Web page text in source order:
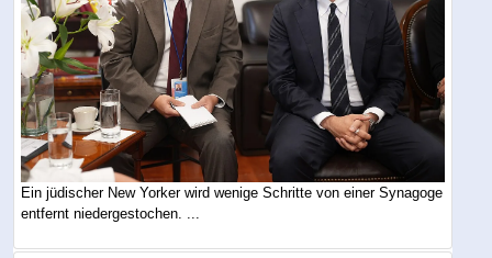
Ein jüdischer New Yorker wird wenige Schritte von einer Synagoge
entfernt niedergestochen. ...